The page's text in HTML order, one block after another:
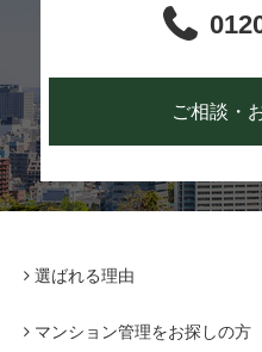
ご相談・
選ばれる理由
マンション管理をお探しの方